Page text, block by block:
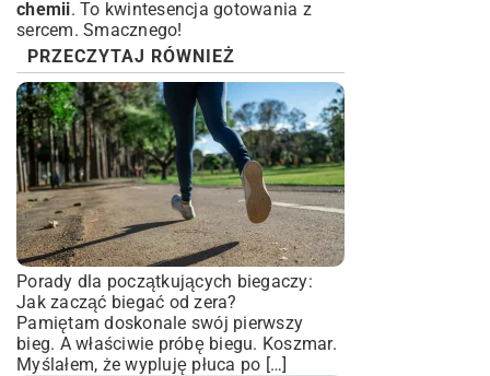
chemii. To kwintesencja gotowania z
sercem. Smacznego!
PRZECZYTAJ RÓWNIEŻ
Porady dla początkujących biegaczy:
Jak zacząć biegać od zera?
Pamiętam doskonale swój pierwszy
bieg. A właściwie próbę biegu. Koszmar.
Myślałem, że wypluję płuca po […]